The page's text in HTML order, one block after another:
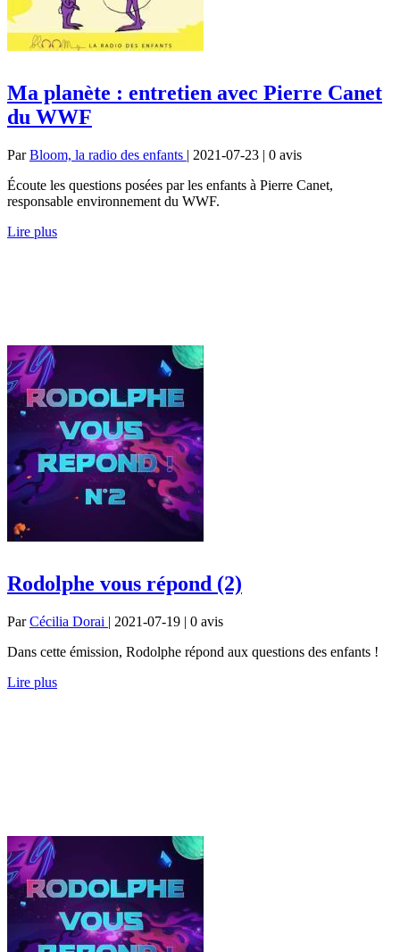
Ma planète : entretien avec Pierre Canet
du WWF
ParBloom, la radio des enfants | 2021-07-23 | 0 avis
Écoute les questions posées par les enfants à Pierre Canet,
responsable environnement du WWF.
Lire plus
Rodolphe vous répond (2)
ParCécilia Dorai | 2021-07-19 | 0 avis
Dans cette émission, Rodolphe répond aux questions des enfants !
Lire plus